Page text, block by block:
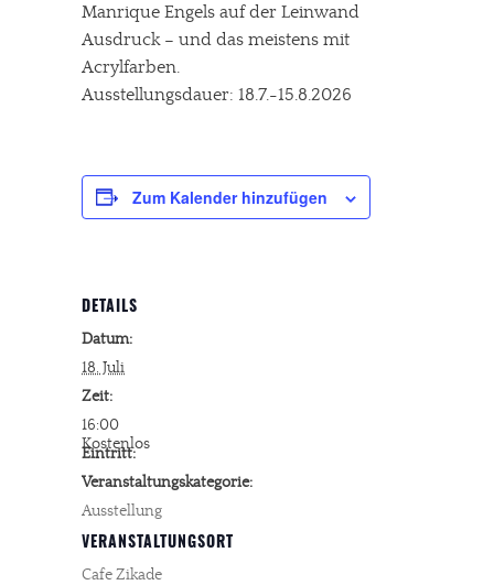
Manrique Engels auf der Leinwand
Ausdruck – und das meistens mit
Acrylfarben.
Ausstellungsdauer: 18.7.-15.8.2026
Zum Kalender hinzufügen
DETAILS
Datum:
18. Juli
Zeit:
16:00
Eintritt:
Kostenlos
Veranstaltungskategorie:
Ausstellung
VERANSTALTUNGSORT
Cafe Zikade